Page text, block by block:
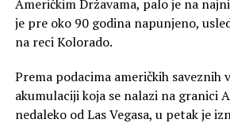
Američkim Državama, palo je na
je pre oko 90 godina napunjeno,
na reci Kolorado.
Prema podacima američkih saveznih
akumulaciji koja se nalazi na granici
nedaleko od Las Vegasa, u petak je